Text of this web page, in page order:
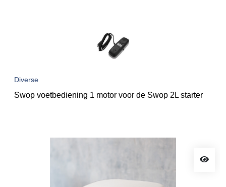
Diverse
Swop voetbediening 1 motor voor de Swop 2L starter